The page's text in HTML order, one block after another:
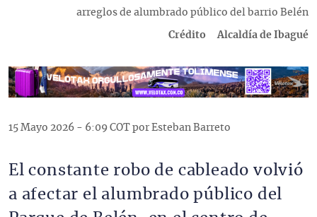
arreglos de alumbrado público del barrio Belén
Crédito Alcaldía de Ibagué
15 Mayo 2026 - 6:09 COT por Esteban Barreto
El constante robo de cableado volvió
a afectar el alumbrado público del